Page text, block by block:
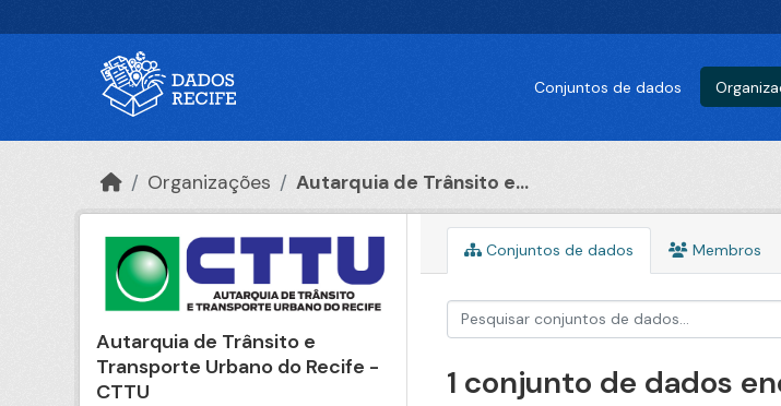
Conjuntos de dados
Organizações Autarquia de Trânsito e...
Autarquia de Trânsito e
Transporte Urbano do Recife -
CTTU
Conjuntos de dados Membros
1 conjunto de dados